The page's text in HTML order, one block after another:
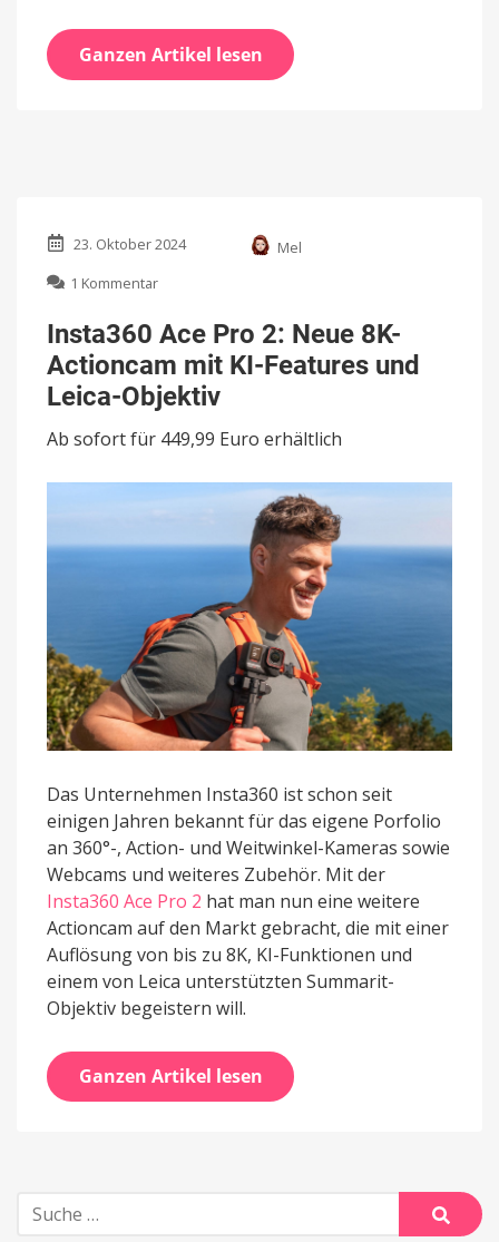
Ganzen Artikel lesen
23. Oktober 2024
Mel
1 Kommentar
Ace
Pro
2:
Neue
8K-
Actioncam
mit
Features
und
Objektiv
Insta360 Ace Pro 2: Neue 8K-
Actioncam mit KI-Features und
Leica-Objektiv
Ab sofort für 449,99 Euro erhältlich
Das Unternehmen Insta360 ist schon seit
einigen Jahren bekannt für das eigene Porfolio
an 360°-, Action- und Weitwinkel-Kameras sowie
Webcams und weiteres Zubehör. Mit der
Insta360 Ace Pro 2 hat man nun eine weitere
Actioncam auf den Markt gebracht, die mit einer
Auflösung von bis zu 8K, KI-Funktionen und
einem von Leica unterstützten Summarit-
Objektiv begeistern will.
Ganzen Artikel lesen
Suche
nach: